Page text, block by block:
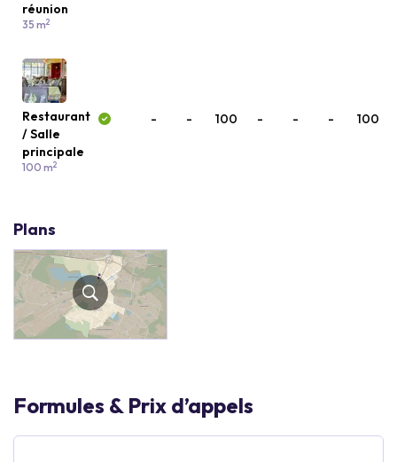
réunion
35 m2
Restaurant
/ Salle
principale
100 m2
- - 100 - - - 100
Plans
Formules & Prix d’appels